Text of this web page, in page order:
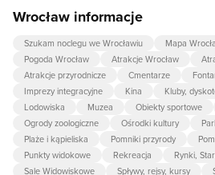
Wrocław informacje
Szukam noclegu we Wrocławiu Mapa
Pogoda Wrocław
Atrakcje Wrocław
Atrakcje przyrodnicze
Cmentarze
Imprezy integracyjne
Kina Kluby,
Lodowiska
Muzea Obiekty sportowe
Ogrody zoologiczne
Ośrodki kultury
Plaże i kąpieliska
Pomniki przyrody
Punkty widokowe
Rekreacja
Rynki,
Sale Widowiskowe
Spływy, rejsy, kursy